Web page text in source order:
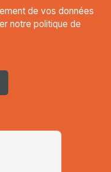
de vos données
notre politique de